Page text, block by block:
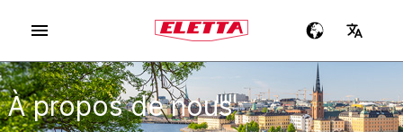
À propos de nous